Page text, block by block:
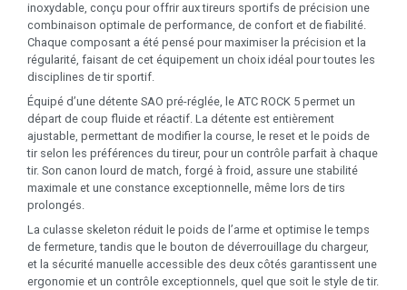
inoxydable, conçu pour offrir aux tireurs sportifs de précision une
combinaison optimale de performance, de confort et de fiabilité.
Chaque composant a été pensé pour maximiser la précision et la
régularité, faisant de cet équipement un choix idéal pour toutes les
disciplines de tir sportif.
Équipé d’une détente SAO pré-réglée, le ATC ROCK 5 permet un
départ de coup fluide et réactif. La détente est entièrement
ajustable, permettant de modifier la course, le reset et le poids de
tir selon les préférences du tireur, pour un contrôle parfait à chaque
tir. Son canon lourd de match, forgé à froid, assure une stabilité
maximale et une constance exceptionnelle, même lors de tirs
prolongés.
La culasse skeleton réduit le poids de l’arme et optimise le temps
de fermeture, tandis que le bouton de déverrouillage du chargeur,
et la sécurité manuelle accessible des deux côtés garantissent une
ergonomie et un contrôle exceptionnels, quel que soit le style de tir.